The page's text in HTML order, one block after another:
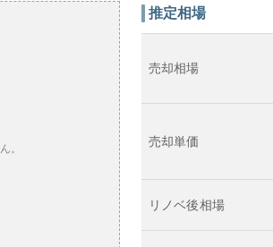
。
推定相場
売却相場
売却単価
リノベ後相場